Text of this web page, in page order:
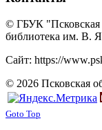
© ГБУК "Псковская
библиотека им. В.
Сайт: https://
© 2026 Псковская
Goto Top